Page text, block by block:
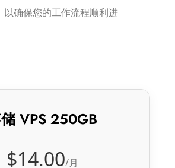
以确保您的工作流程顺利进
VPS 250GB
$14.00/月